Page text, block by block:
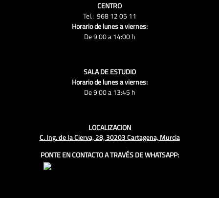
CENTRO
Tel.: 968 12 05 11
Horario de lunes a viernes:
De 9:00 a 14:00 h
SALA DE ESTUDIO
Horario de lunes a viernes:
De 9:00 a 13:45 h
LOCALIZACION
C. Ing. de la Cierva, 28, 30203 Cartagena, Murcia
PONTE EN CONTACTO A TRAVÉS DE WHATSAPP: